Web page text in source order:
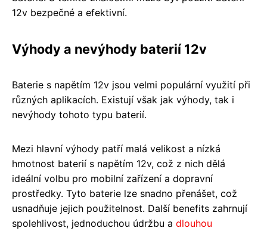
12v bezpečné a efektivní.
Výhody a nevýhody baterií 12v
Baterie s napětím 12v jsou velmi populární využití při
různých aplikacích. Existují však jak výhody, tak i
nevýhody tohoto typu baterií.
Mezi hlavní výhody patří malá velikost a nízká
hmotnost baterií s napětím 12v, což z nich dělá
ideální volbu pro mobilní zařízení a dopravní
prostředky. Tyto baterie lze snadno přenášet, což
usnadňuje jejich použitelnost. Další benefits zahrnují
spolehlivost, jednoduchou údržbu a dlouhou